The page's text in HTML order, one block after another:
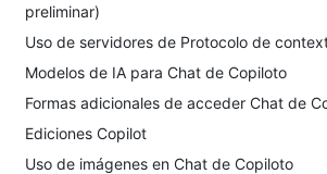
preliminar)
Uso de servidores de Protocolo de
Modelos de IA para Chat de Copiloto
Formas adicionales de acceder Chat de
Ediciones Copilot
Uso de imágenes en Chat de Copiloto